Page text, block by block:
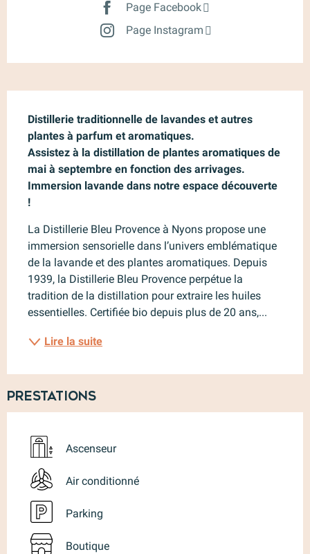
Page Facebook
Page Instagram
Distillerie traditionnelle de lavandes et autres
plantes à parfum et aromatiques.
Assistez à la distillation de plantes aromatiques de
mai à septembre en fonction des arrivages.
Immersion lavande dans notre espace découverte
!
La Distillerie Bleu Provence à Nyons propose une
immersion sensorielle dans l’univers emblématique
de la lavande et des plantes aromatiques. Depuis
1939, la Distillerie Bleu Provence perpétue la
tradition de la distillation pour extraire les huiles
essentielles. Certifiée bio depuis plus de 20 ans,...
Lire la suite
Prestations
Ascenseur
Air conditionné
Parking
Boutique